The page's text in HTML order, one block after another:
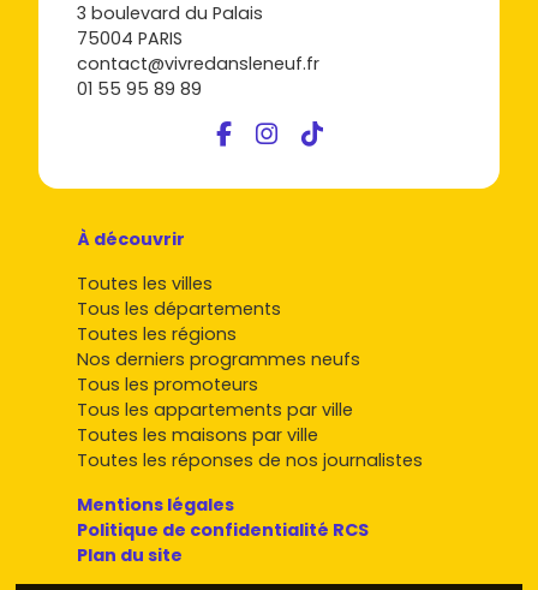
3 boulevard du Palais
75004 PARIS
contact@vivredansleneuf.fr
01 55 95 89 89
À découvrir
Toutes les villes
Tous les départements
Toutes les régions
Nos derniers programmes neufs
Tous les promoteurs
Tous les appartements par ville
Toutes les maisons par ville
Toutes les réponses de nos journalistes
Mentions légales
Politique de confidentialité RCS
Plan du site